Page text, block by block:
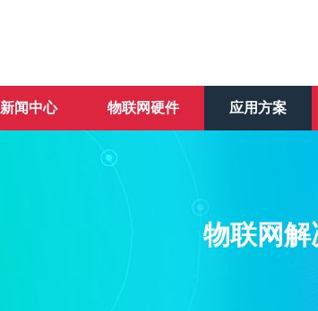
新闻中心 物联网硬件 应用方案
物联网解